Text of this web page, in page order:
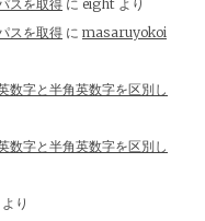
スを取得 に eight より
スを取得 に masaruyokoi
字と半角英数字を区別し
字と半角英数字を区別し
より